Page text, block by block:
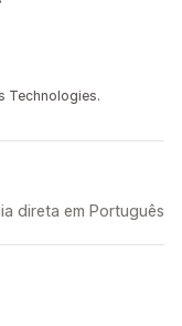
Technologies.
direta em Português